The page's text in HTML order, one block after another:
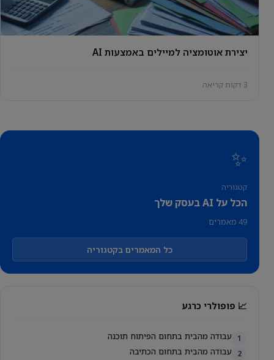
יצירת אוטומציה למיילים באמצעות AI
3 דקות קריאה
✨
קטגוריה
הכל על AI בעסק שלך
49 מאמרים
כל המאמרים בקטגוריה
📈 פופולרי כרגע
1 עבודה מהבית בתחום הפיתוח תוכנה
2 עבודה מהבית בתחום הכתיבה